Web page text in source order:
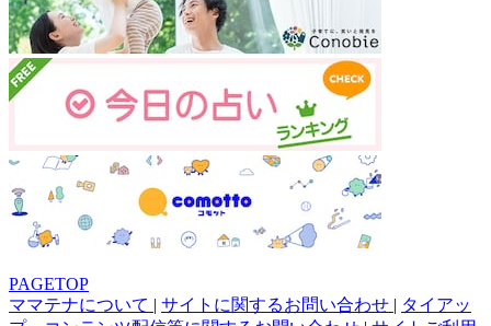
PAGETOP
ママテナについて | サイトに関するお問い合わせ | タイアッ